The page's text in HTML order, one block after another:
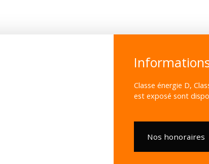
Classe énergie D,
est exposé sont
Nos honoraires